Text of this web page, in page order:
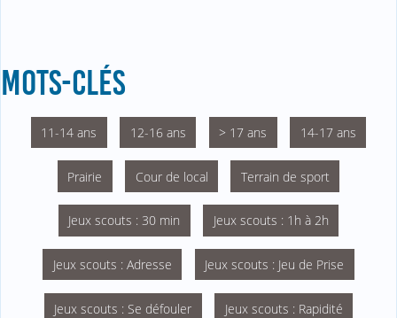
MOTS-CLÉS
11-14 ans 12-16 ans > 17 ans 14-17 ans
Prairie Cour de local Terrain de sport
Jeux scouts : 30 min Jeux scouts : 1h à 2h
Jeux scouts : Adresse Jeux scouts : Jeu de Prise
Jeux scouts : Se défouler Jeux scouts : Rapidité